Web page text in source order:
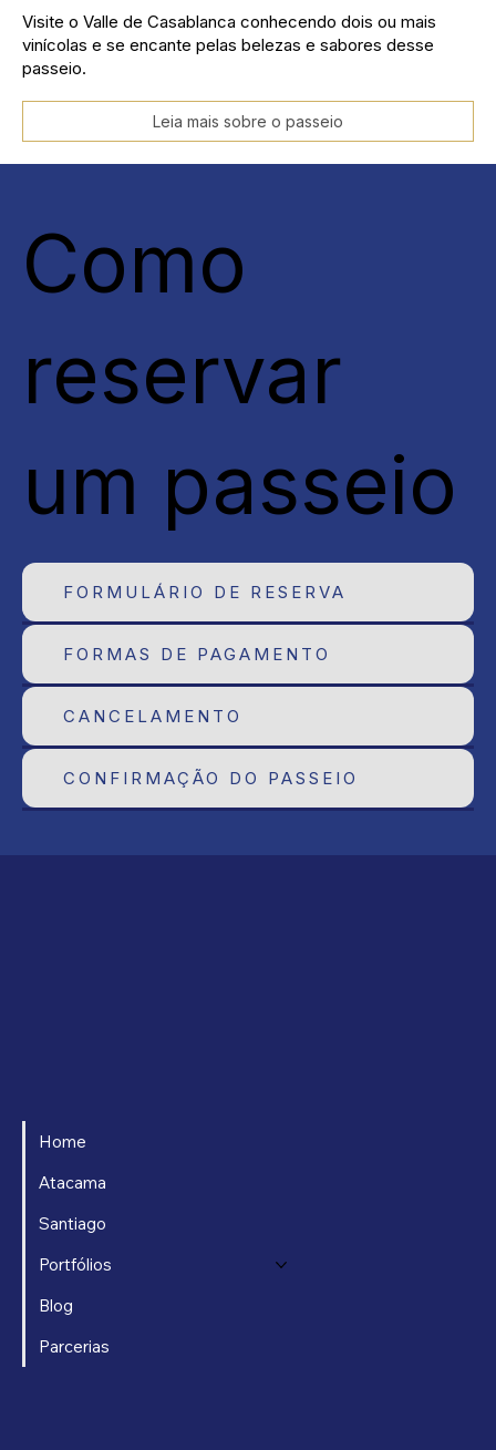
Visite o Valle de Casablanca conhecendo dois ou mais
vinícolas e se encante pelas belezas e sabores desse
passeio.
Leia mais sobre o passeio
FORMULÁRIO DE RESERVA
FORMAS DE PAGAMENTO
CANCELAMENTO
CONFIRMAÇÃO DO PASSEIO
Como
reservar
um passeio
Home
Atacama
Santiago
Portfólios
Blog
Parcerias